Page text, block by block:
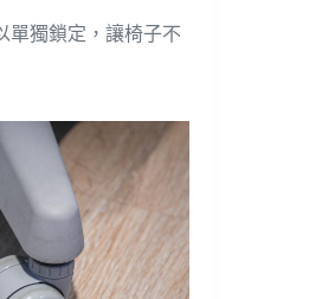
單獨鎖定，讓椅子不